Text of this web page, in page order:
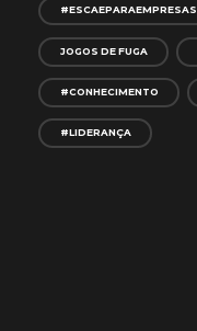
#ESCAEPARAEMPRESAS
JOGOS DE FUGA
#CONHECIMENTO
#LIDERANÇA